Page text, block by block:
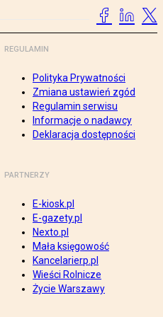
REGULAMIN
Polityka Prywatności
Zmiana ustawień zgód
Regulamin serwisu
Informacje o nadawcy
Deklaracja dostępności
PARTNERZY
E-kiosk.pl
E-gazety.pl
Nexto.pl
Mała księgowość
Kancelarierp.pl
Wieści Rolnicze
Życie Warszawy